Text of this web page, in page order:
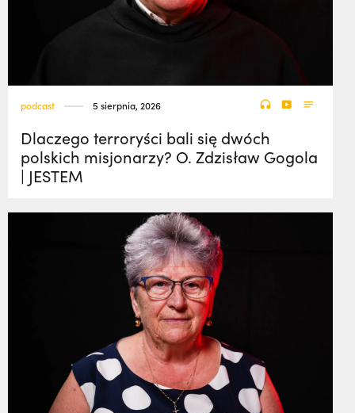
podcast 5 sierpnia, 2026
Dlaczego terroryści bali się dwóch
polskich misjonarzy? O. Zdzisław Gogola
| JESTEM